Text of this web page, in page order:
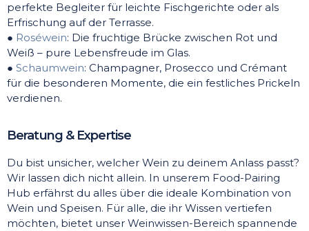
perfekte Begleiter für leichte Fischgerichte oder als
Erfrischung auf der Terrasse.
● Roséwein: Die fruchtige Brücke zwischen Rot und
Weiß – pure Lebensfreude im Glas.
● Schaumwein: Champagner, Prosecco und Crémant
für die besonderen Momente, die ein festliches Prickeln
verdienen.
Beratung & Expertise
Du bist unsicher, welcher Wein zu deinem Anlass passt?
Wir lassen dich nicht allein. In unserem Food-Pairing
Hub erfährst du alles über die ideale Kombination von
Wein und Speisen. Für alle, die ihr Wissen vertiefen
möchten, bietet unser Weinwissen-Bereich spannende